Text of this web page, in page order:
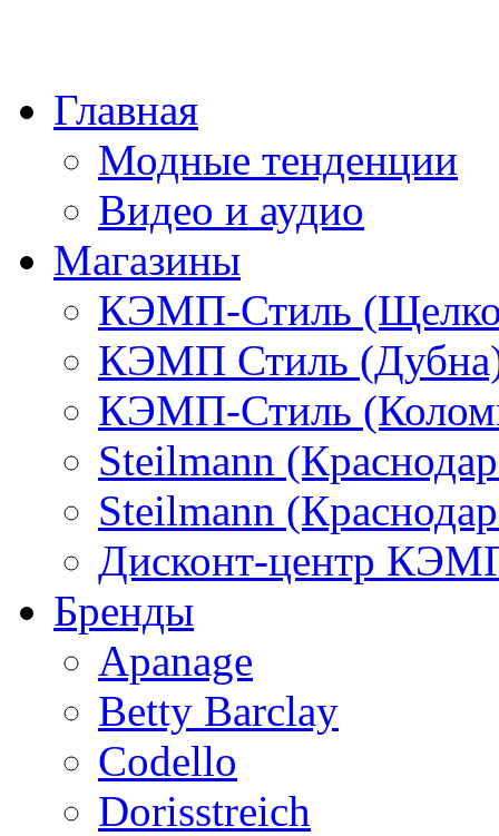
Главная
Модные тенденции
Видео и аудио
Магазины
КЭМП-Стиль
КЭМП Стиль
КЭМП-Стиль
Steilmann
Steilmann
Дисконт-центр
Бренды
Apanage
Betty Barclay
Codello
Dorisstreich